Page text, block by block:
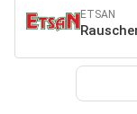
ETSAN